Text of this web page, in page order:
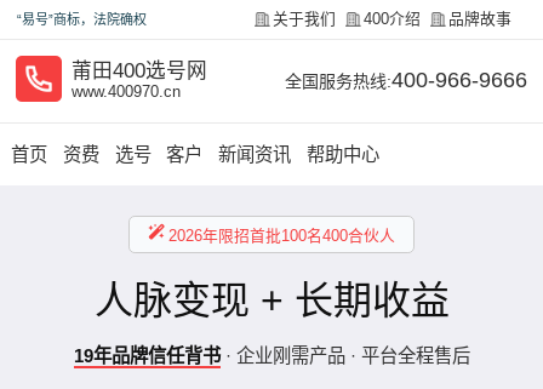
“易号”商标，法院确权 关于我们 400介绍 品牌故事
莆田400选号网
www.400970.cn
全国服务热线:400-966-9666
首页 资费 选号 客户 新闻资讯 帮助中心
2026年限招首批100名400合伙人
人脉变现 + 长期收益
19年品牌信任背书· 企业刚需产品 · 平台全程售后